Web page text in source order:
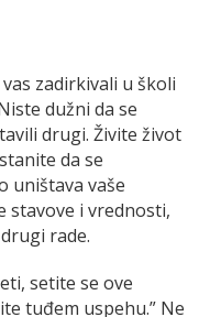
zadirkivali u školi
dužni da se
drugi. Živite život
da se
uništava vaše
stavove i vrednosti,
rade.
setite se ove
tuđem uspehu.” Ne